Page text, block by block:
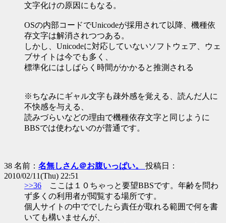
文字化けの原因にもなる。
OSの内部コードでUnicodeが採用されて以降、機種依
存文字は解消されつつある。
しかし、Unicodeに対応していないソフトウェア、ウェ
ブサイトは今でも多く、
標準化にはしばらく時間がかかると推測される
※ちなみにギャル文字も疎外感を覚える、読んだ人に
不快感を与える、
読みづらいなどの理由で機種依存文字と同じように
BBSでは使わないのが普通です。
38 名前： 名無しさん＠お腹いっぱい。 投稿日：
2010/02/11(Thu) 22:51
>>36 ここは１０ちゃっと要望BBSです。年齢を問わ
ず多くの利用者が閲覧する場所です。
個人サイトの中ででしたら責任が取れる範囲で何を書
いても構いませんが、